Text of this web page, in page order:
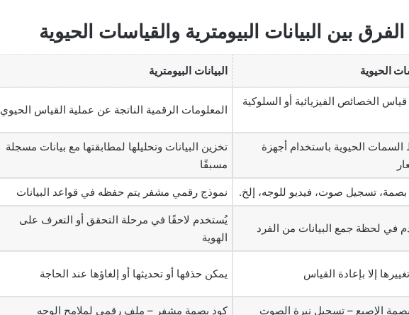
بين البيانات البيومترية والقياسات الحيوية
الحيوية البيانات البيومترية
الخصائص الفيزيائية أو السلوكية
المعلومات الرقمية الناتجة عن عملية القياس الحيوي
السمات الحيوية باستخدام أجهزة
تخزين البيانات وتحليلها لمطابقتها مع بيانات مسجلة
مسبقًا
تسجيل صوت، فيديو للوجه، إلخ. نموذج رقمي مشفر يتم حفظه في قواعد البيانات
في لحظة جمع البيانات من الفرد
يُستخدم لاحقًا في مرحلة التحقق أو التعرف على
الهوية
إلا بإعادة القياس يمكن حذفها أو تحديثها أو إلغاؤها عند الحاجة
الإصبع – تسجيل نبرة الصوت كود بصمة مشفر – ملف رقمي لملامح الوجه